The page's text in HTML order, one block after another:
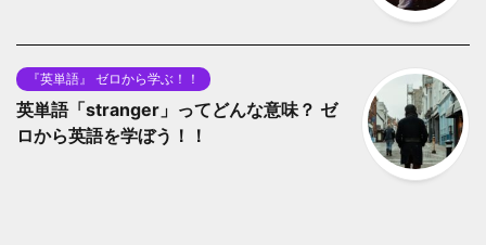
『英単語』 ゼロから学ぶ！！
英単語「stranger」ってどんな意味？ ゼ
ロから英語を学ぼう！！